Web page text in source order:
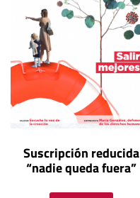
Suscripción reducida
“nadie queda fuera”